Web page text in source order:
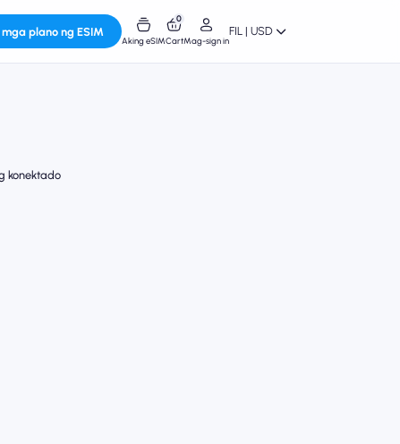
plano ng ESIM
Aking eSIM
0
CartMag-sign in
FIL | USD
konektado